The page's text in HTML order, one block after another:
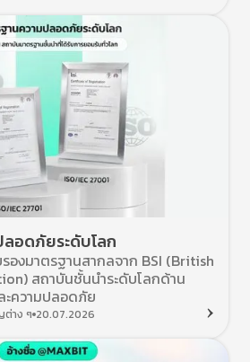
อดภัยระดับโลก
องมาตรฐานสากลจาก BSI (British
สถาบันชั้นนำระดับโลกด้าน
ความปลอดภัย
ต่าง ๆ 20.07.2026